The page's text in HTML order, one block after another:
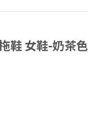
鞋 女鞋-奶茶色